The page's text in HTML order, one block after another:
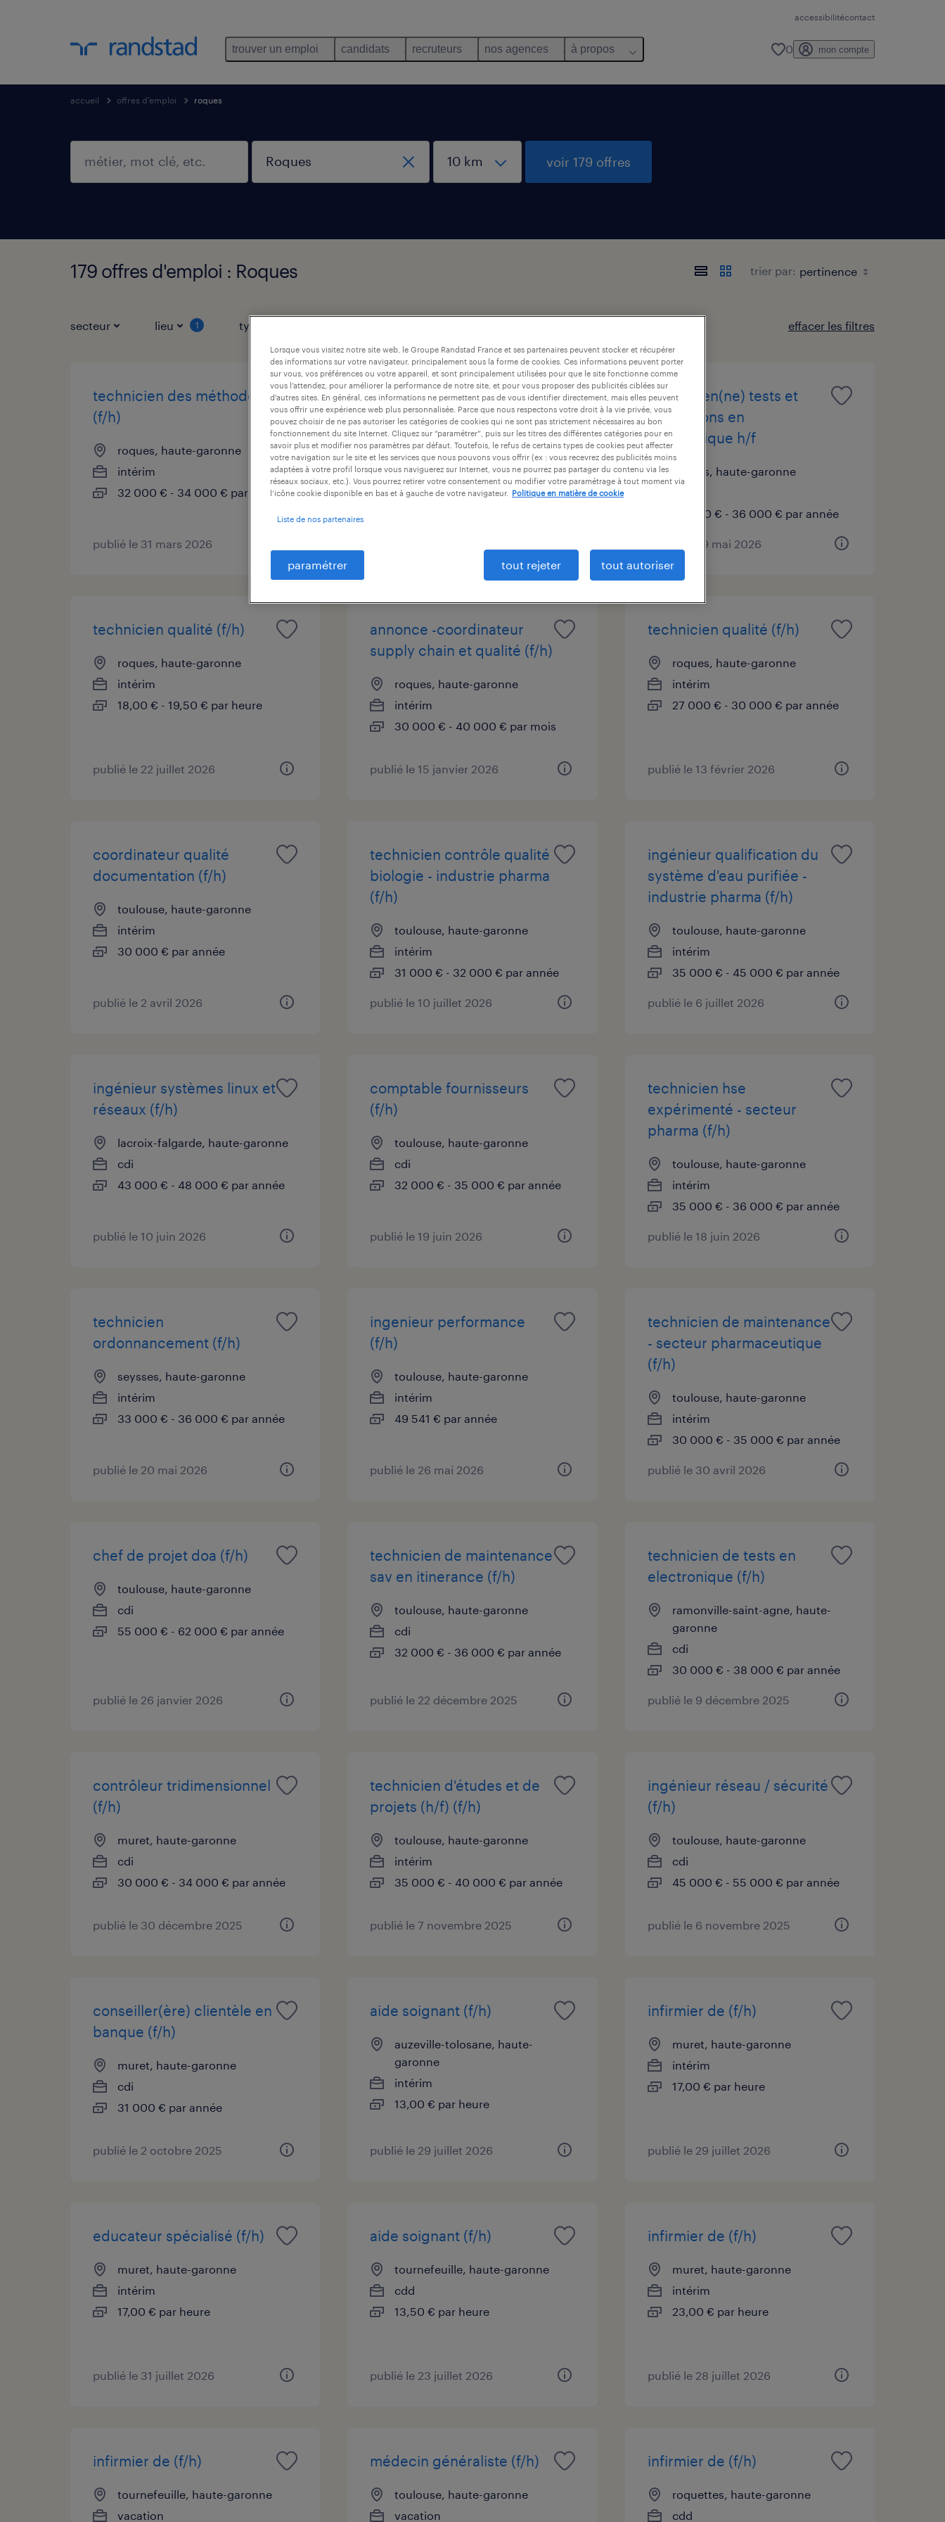
accessibilitécontact
trouver un emploi candidats recruteurs nos agences à propos 0 mon compte
accueil offres d'emploi roques
voir 179 offres
179 offres d'emploi : Roques trier par:
secteur lieu 1 type de contrat effacer les filtres
technicien des méthodes
(f/h)
roques, haute-garonne
intérim
32 000 € - 34 000 € par année
publié le 31 mars 2026
ingénieur études et
développement
électronique h/f
roques, haute-garonne
cdi
technicien(ne) tests et
réparations en
électronique h/f
roques, haute-garonne
32 000 € - 36 000 € par année
publié le 29 mai 2026
technicien qualité (f/h)
roques, haute-garonne
intérim
18,00 € - 19,50 € par heure
publié le 22 juillet 2026
annonce -coordinateur
supply chain et qualité (f/h)
roques, haute-garonne
intérim
30 000 € - 40 000 € par mois
publié le 15 janvier 2026
technicien qualité (f/h)
roques, haute-garonne
intérim
27 000 € - 30 000 € par année
publié le 13 février 2026
coordinateur qualité
documentation (f/h)
toulouse, haute-garonne
intérim
30 000 € par année
publié le 2 avril 2026
technicien contrôle qualité
biologie - industrie pharma
(f/h)
toulouse, haute-garonne
intérim
31 000 € - 32 000 € par année
publié le 10 juillet 2026
ingénieur qualification du
système d'eau purifiée -
industrie pharma (f/h)
toulouse, haute-garonne
intérim
35 000 € - 45 000 € par année
publié le 6 juillet 2026
ingénieur systèmes linux et
réseaux (f/h)
lacroix-falgarde, haute-garonne
cdi
43 000 € - 48 000 € par année
publié le 10 juin 2026
comptable fournisseurs
(f/h)
toulouse, haute-garonne
cdi
32 000 € - 35 000 € par année
publié le 19 juin 2026
technicien hse
expérimenté - secteur
pharma (f/h)
toulouse, haute-garonne
intérim
35 000 € - 36 000 € par année
publié le 18 juin 2026
technicien
ordonnancement (f/h)
seysses, haute-garonne
intérim
33 000 € - 36 000 € par année
publié le 20 mai 2026
ingenieur performance
(f/h)
toulouse, haute-garonne
intérim
49 541 € par année
publié le 26 mai 2026
technicien de maintenance
- secteur pharmaceutique
(f/h)
toulouse, haute-garonne
intérim
30 000 € - 35 000 € par année
publié le 30 avril 2026
chef de projet doa (f/h)
toulouse, haute-garonne
cdi
55 000 € - 62 000 € par année
publié le 26 janvier 2026
technicien de maintenance
sav en itinerance (f/h)
toulouse, haute-garonne
cdi
32 000 € - 36 000 € par année
publié le 22 décembre 2025
technicien de tests en
electronique (f/h)
ramonville-saint-agne, haute-
garonne
cdi
30 000 € - 38 000 € par année
publié le 9 décembre 2025
contrôleur tridimensionnel
(f/h)
muret, haute-garonne
cdi
30 000 € - 34 000 € par année
publié le 30 décembre 2025
technicien d'études et de
projets (h/f) (f/h)
toulouse, haute-garonne
intérim
35 000 € - 40 000 € par année
publié le 7 novembre 2025
ingénieur réseau / sécurité
(f/h)
toulouse, haute-garonne
cdi
45 000 € - 55 000 € par année
publié le 6 novembre 2025
conseiller(ère) clientèle en
banque (f/h)
muret, haute-garonne
cdi
31 000 € par année
publié le 2 octobre 2025
aide soignant (f/h)
auzeville-tolosane, haute-
garonne
intérim
13,00 € par heure
publié le 29 juillet 2026
infirmier de (f/h)
muret, haute-garonne
intérim
17,00 € par heure
publié le 29 juillet 2026
educateur spécialisé (f/h)
muret, haute-garonne
intérim
17,00 € par heure
publié le 31 juillet 2026
aide soignant (f/h)
tournefeuille, haute-garonne
cdd
13,50 € par heure
publié le 23 juillet 2026
infirmier de (f/h)
muret, haute-garonne
intérim
23,00 € par heure
publié le 28 juillet 2026
infirmier de (f/h)
tournefeuille, haute-garonne
vacation
médecin généraliste (f/h)
toulouse, haute-garonne
vacation
infirmier de (f/h)
roquettes, haute-garonne
cdd
Lorsque vous visitez notre site web, le Groupe Randstad France et ses partenaires peuvent stocker et récupérer
des informations sur votre navigateur, principalement sous la forme de cookies. Ces informations peuvent porter
sur vous, vos préférences ou votre appareil, et sont principalement utilisées pour que le site fonctionne comme
vous l’attendez, pour améliorer la performance de notre site, et pour vous proposer des publicités ciblées sur
d’autres sites. En général, ces informations ne permettent pas de vous identifier directement, mais elles peuvent
vous offrir une expérience web plus personnalisée. Parce que nous respectons votre droit à la vie privée, vous
pouvez choisir de ne pas autoriser les catégories de cookies qui ne sont pas strictement nécessaires au bon
fonctionnement du site Internet. Cliquez sur “paramétrer”, puis sur les titres des différentes catégories pour en
savoir plus et modifier nos paramètres par défaut. Toutefois, le refus de certains types de cookies peut affecter
votre navigation sur le site et les services que nous pouvons vous offrir (ex : vous recevrez des publicités moins
adaptées à votre profil lorsque vous naviguerez sur Internet, vous ne pourrez pas partager du contenu via les
réseaux sociaux, etc.). Vous pourrez retirer votre consentement ou modifier votre paramétrage à tout moment via
l’icône cookie disponible en bas et à gauche de votre navigateur.
Politique en matière de cookie
Liste de nos partenaires
paramétrer tout rejeter tout autoriser